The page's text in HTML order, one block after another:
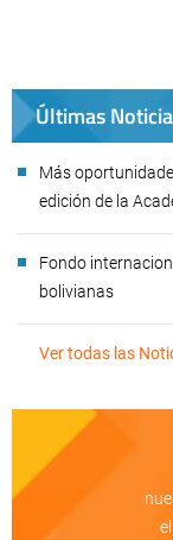
Últimas
Más
edición de la
Fondo
bolivianas
Ver todas las